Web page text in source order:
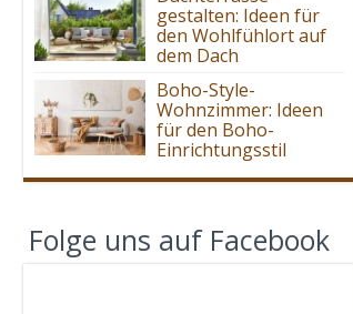
gestalten: Ideen für
den Wohlfühlort auf
dem Dach
Boho-Style-
Wohnzimmer: Ideen
für den Boho-
Einrichtungsstil
Folge uns auf Facebook